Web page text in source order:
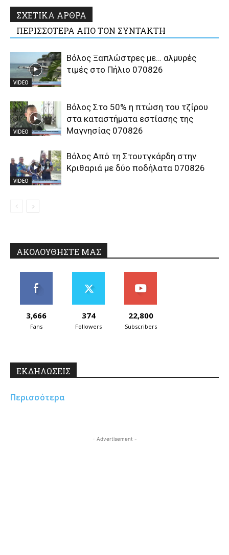
ΣΧΕΤΙΚΑ ΑΡΘΡΑ
ΠΕΡΙΣΣΟΤΕΡΑ ΑΠΟ ΤΟΝ ΣΥΝΤΑΚΤΗ
VIDEO
Βόλος Ξαπλώστρες με… αλμυρές
τιμές στο Πήλιο 070826
VIDEO
Βόλος Στο 50% η πτώση του τζίρου
στα καταστήματα εστίασης της
Μαγνησίας 070826
VIDEO
Βόλος Από τη Στουτγκάρδη στην
Κριθαριά με δύο ποδήλατα 070826
ΑΚΟΛΟΥΘΗΣΤΕ ΜΑΣ
3,666
Fans
374
Followers
22,800
Subscribers
ΕΚΔΗΛΩΣΕΙΣ
Περισσότερα
- Advertisement -